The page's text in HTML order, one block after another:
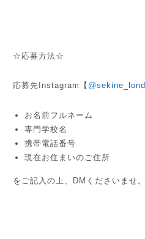
☆応募方法☆
応募先Instagram【 @sekine_lond
お名前フルネーム
専門学校名
携帯電話番号
現在お住まいのご住所
をご記入の上、DMくださいませ。